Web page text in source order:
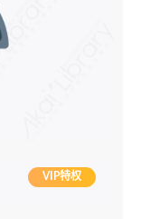
VIP特权